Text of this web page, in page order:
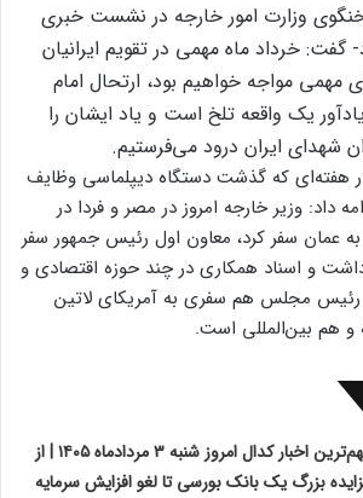
وزارت امور خارجه در نشست خبری
۱۲ خرداد- گفت: خرداد ماه مهمی در تقویم ایرانیان
مواجه خواهیم بود، ارتحال امام
یک واقعه تلخ است و یاد ایشان را
شهدای ایران درود می‌فرستیم.
هفته‌ای که گذشت دستگاه دیپلماسی وظایف
داد: وزیر خارجه امروز در مصر و فردا در
عمان سفر کرد، معاون اول رئیس جمهور سفر
و اسناد همکاری در چند حوزه اقتصادی و
رئیس مجلس هم سفری به آمریکای لاتین
هم بین‌المللی است.
مهم‌ترین اخبار کدال امروز شنبه ۳ مردادماه ۱۴۰۵ | از
بزرگ یک بانک بورسی تا لغو افزایش سرمایه